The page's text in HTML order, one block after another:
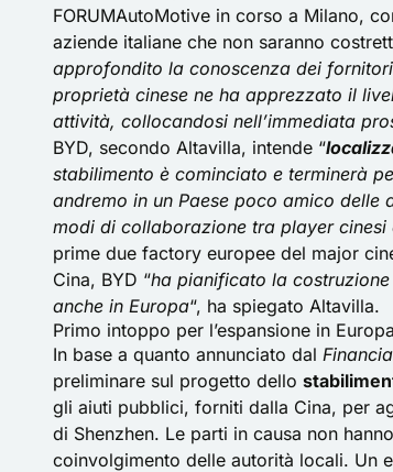
FORUMAutoMotive in corso a Milano,
aziende italiane che non saranno
approfondito la conoscenza dei
proprietà cinese ne ha apprezzato il
attività, collocandosi nell’immediata
BYD, secondo Altavilla, intende “
stabilimento è cominciato e terminerà
andremo in un Paese poco amico
modi di collaborazione tra player cinesi
prime due factory europee del major
Cina, BYD “ha pianificato la
anche in Europa“, ha spiegato Altavilla.
Primo intoppo per l’espansione in Europa
In base a quanto annunciato dal
preliminare sul progetto dello
gli aiuti pubblici, forniti dalla Cina, per
di Shenzhen. Le parti in causa non
coinvolgimento delle autorità locali. Un